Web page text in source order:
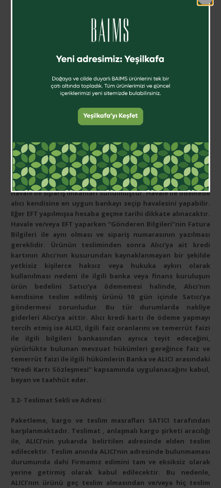
MADDE 2.2 – ALICI BİLGİLERİ
olan kişinin, üye olurken kullanılan adres ve iletişim bilgileri
MADDE 3 – SÖZLEŞME KONUSU ÜRÜN BİLGİLERİ
Malın / Ürünün / Hizmetin türü, miktarı, marka/modeli,
rengi, adedi, satış bedeli, ödeme şekli, siparişin sonlandığı
3.1- Ödeme Şekli :
https://www.veganmakyaj.com ‘da, internet ortamında
kredi kartı bilgilerini kullanmak istemeyen alıcılara nakit
havale ile sipariş imkanları sunulmuştur. Havale ile ödemede
alıcı kendisine en uygun bankayı seçip havalesini yapabilir.
Eğer EFT yapılmışsa hesaba geçme tarihi dikkate alınacaktır.
Havale ve/veya EFT yaparken “Gönderen Bilgileri”nin Fatura
Bilgileri ile aynı olması ve sipariş numarasının yazılması
gereklidir. Ürünün tesliminden sonra Alıcı’ya ait kredi
kartının Alıcı’nın kusurundan kaynaklanmayan bir şekilde
yetkisiz kişilerce haksız veya hukuka aykırı olarak
kullanılması nedeni ile ilgili banka veya finans kuruluşun
ürün bedelini Satıcı’ya ödememesi halinde, Alıcı’nın
kendisine teslim edilmiş ürünü 10 gün içinde Satıcı’ya
göndermesi zorunludur. Bu tür durumlarda nakliye
giderleri Alıcı’ya aittir. Alıcı kredi kartı ile ödeme yapmayı
tercih etmiş ise ALICI, ilgili faiz oranlarını ve temerrüt faizi
ile ilgili bilgileri bankasından ayrıca teyit edeceğini,
yürürlükte bulunan mevzuat hükümleri gereğince faiz ve
temerrüt faizi ile ilgili hükümlerin Banka ve ALICI arasındaki
“Kredi Kartı Sözleşmesi” kapsamında uygulanacağını kabul,
beyan ve taahhüt eder.
3.2- Teslimat Sekli ve Adresi :
Paketleme, kargo ve teslim masrafları SATICI tarafından
karşılanmaktadır. Teslimat , anlaşmalı kargo şirketi aracılığı
ile, ALICI’nin yukarıda belirtilen adresinde elden teslim
edilecektir. Teslim anında ALICI’nin adresinde bulunmaması
durumunda dahi Firmamız edimini tam ve eksiksiz olarak
yerine getirmiş olarak kabul edilecektir. Bu nedenle,
ALICI’nın ürünü geç teslim almasından ve/veya hiç teslim